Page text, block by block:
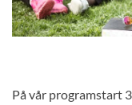
På vår programstart